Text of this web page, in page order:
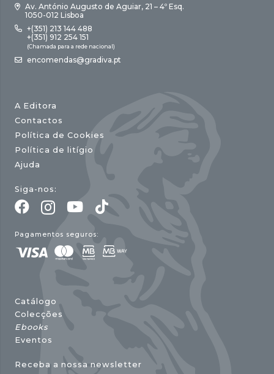
Av. António Augusto de Aguiar, 21 – 4º Esq.
1050-012 Lisboa
+(351) 213 144 488
+(351) 912 254 151
(Chamada para a rede nacional)
encomendas@gradiva.pt
A Editora
Contactos
Política de Cookies
Política de litígio
Ajuda
Siga-nos:
Pagamentos seguros:
Catálogo
Colecções
Ebooks
Eventos
Receba a nossa newsletter